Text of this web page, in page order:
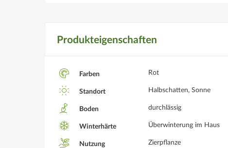
Produkteigenschaften
Farben Rot
Standort Halbschatten, Sonne
Boden durchlässig
Winterhärte Überwinterung im Haus
Nutzung Zierpflanze